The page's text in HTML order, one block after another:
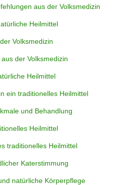
aus der Volksmedizin
Heilmittel
Volksmedizin
der Volksmedizin
Heilmittel
ein traditionelles Heilmittel
und Behandlung
Heilmittel
traditionelles Heilmittel
Katerstimmung
natürliche Körperpflege